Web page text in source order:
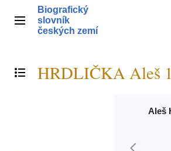
obsahHlavní menu
Biografický
slovník
českých zemí
Přepnout obsah
HRDLIČKA Aleš
Aleš